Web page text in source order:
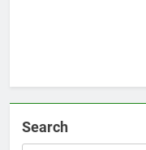
Search